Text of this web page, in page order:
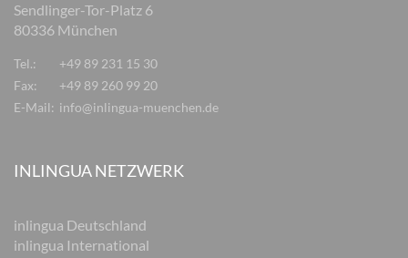
Sendlinger-Tor-Platz 6
80336 München
Tel.:
+49 89 231 15 30
Fax:
+49 89 260 99 20
E-Mail: info@inlingua-muenchen.de
INLINGUA NETZWERK
inlingua Deutschland
inlingua International